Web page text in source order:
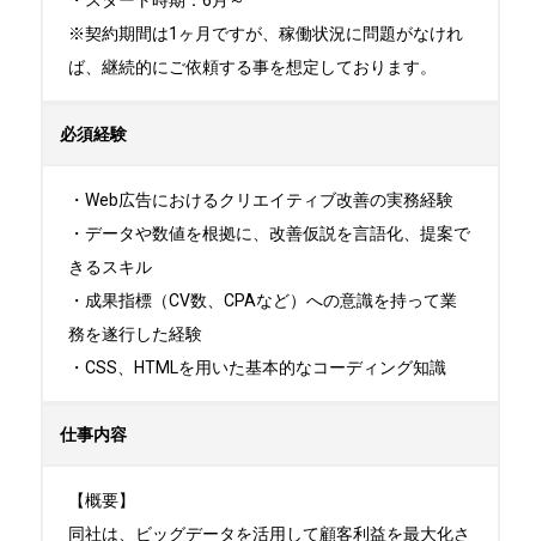
※契約期間は1ヶ月ですが、稼働状況に問題がなけれ
ば、継続的にご依頼する事を想定しております。
必須経験
・Web広告におけるクリエイティブ改善の実務経験
・データや数値を根拠に、改善仮説を言語化、提案で
きるスキル
・成果指標（CV数、CPAなど）への意識を持って業
務を遂行した経験
・CSS、HTMLを用いた基本的なコーディング知識
仕事内容
【概要】
同社は、ビッグデータを活用して顧客利益を最大化さ